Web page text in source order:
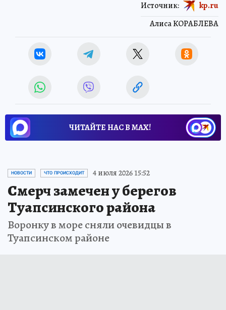
Алиса КОРАБЛЕВА
Источник: kp.ru
ЧИТАЙТЕ НАС В МАХ!
НОВОСТИ ЧТО ПРОИСХОДИТ 4 июля 2026 15:52
Смерч замечен у берегов
Туапсинского района
Воронку в море сняли очевидцы в
Туапсинском районе